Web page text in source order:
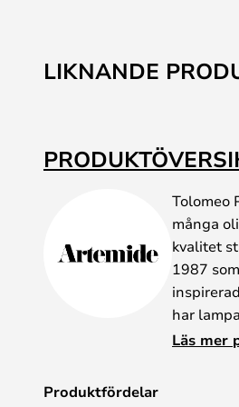
bildgalleriet
LIKNANDE
Tolomeo
många
kvalitet
1987
har
lampa
Läs mer
Produktfördelar